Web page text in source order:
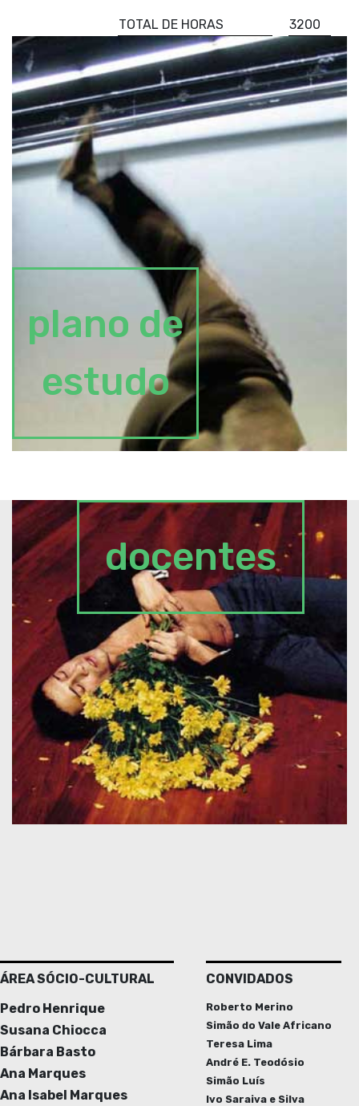
TOTAL DE HORAS 3200
plano de
estudo
docentes
ÁREA SÓCIO-CULTURAL
Pedro Henrique
Susana Chiocca
Bárbara Basto
Ana Marques
Ana Isabel Marques
CONVIDADOS
Roberto Merino
Simão do Vale Africano
Teresa Lima
André E. Teodósio
Simão Luís
Ivo Saraiva e Silva